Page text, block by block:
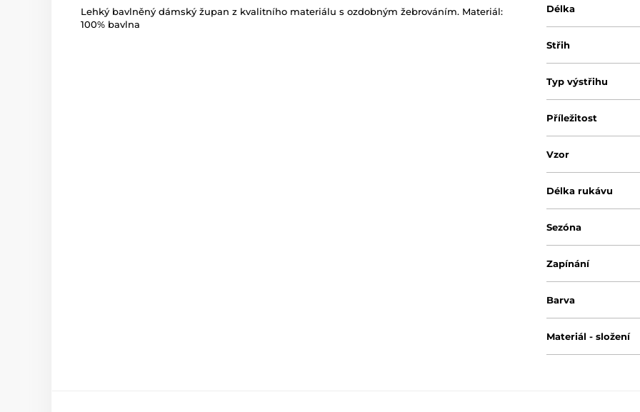
Lehký bavlněný dámský župan z kvalitního materiálu s ozdobným žebrováním. Materiál:
100% bavlna
Délka
Střih
Typ výstřihu
Příležitost
Vzor
Délka rukávu
Sezóna
Zapínání
Barva
Materiál - složení